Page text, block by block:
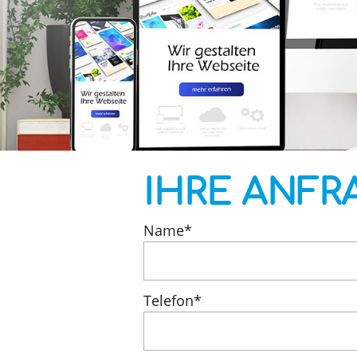
IHRE
Name*
Telefon*